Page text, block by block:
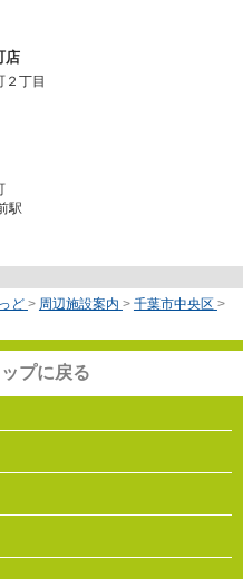
店
丁目
駅
ど > 周辺施設案内 > 千葉市中央区 >
プに戻る